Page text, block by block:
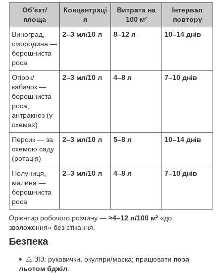
Об’єкт/
площа
Концентраці
я
Витрата на
100 м²
Інтервал
повтору
Виноград,
смородина —
борошниста
роса
2–3 мл/10 л 8–12 л 10–14 днів
Огірок/
кабачок —
борошниста
роса,
антракноз (у
схемах)
2–3 мл/10 л 4–8 л 7–10 днів
Персик — за
схемою саду
(ротація)
2–3 мл/10 л 5–8 л 10–14 днів
Полуниця,
малина —
борошниста
роса
2–3 мл/10 л 4–8 л 7–10 днів
Орієнтир робочого розчину — ≈4–12 л/100 м² «до
зволоження» без стікання.
Безпека
⚠️ ЗІЗ: рукавички, окуляри/маска; працювати поза
льотом бджіл